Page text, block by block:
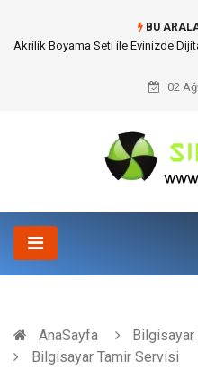
BU
Akrilik Boyama Seti ile Evinizde
02
AnaSayfa
Bilgisayar
Bilgisayar Tamir Servisi